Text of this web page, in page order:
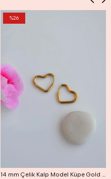
14 mm Çelik Kalp Model Küpe Gold Renk
%26